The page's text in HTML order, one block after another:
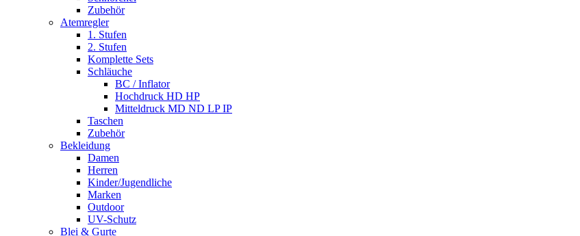
Zubehör
Atemregler
1. Stufen
2. Stufen
Komplette Sets
Schläuche
BC / Inflator
Hochdruck HD HP
Mitteldruck MD ND LP IP
Taschen
Zubehör
Bekleidung
Damen
Herren
Kinder/Jugendliche
Marken
Outdoor
UV-Schutz
Blei & Gurte